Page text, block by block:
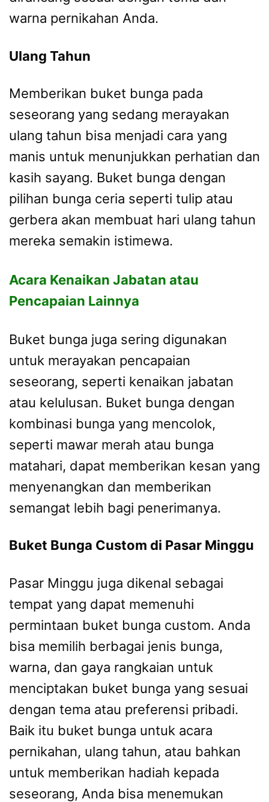
warna pernikahan Anda.
Ulang Tahun
Memberikan buket bunga pada
seseorang yang sedang merayakan
ulang tahun bisa menjadi cara yang
manis untuk menunjukkan perhatian dan
kasih sayang. Buket bunga dengan
pilihan bunga ceria seperti tulip atau
gerbera akan membuat hari ulang tahun
mereka semakin istimewa.
Acara Kenaikan Jabatan atau
Pencapaian Lainnya
Buket bunga juga sering digunakan
untuk merayakan pencapaian
seseorang, seperti kenaikan jabatan
atau kelulusan. Buket bunga dengan
kombinasi bunga yang mencolok,
seperti mawar merah atau bunga
matahari, dapat memberikan kesan yang
menyenangkan dan memberikan
semangat lebih bagi penerimanya.
Buket Bunga Custom di Pasar Minggu
Pasar Minggu juga dikenal sebagai
tempat yang dapat memenuhi
permintaan buket bunga custom. Anda
bisa memilih berbagai jenis bunga,
warna, dan gaya rangkaian untuk
menciptakan buket bunga yang sesuai
dengan tema atau preferensi pribadi.
Baik itu buket bunga untuk acara
pernikahan, ulang tahun, atau bahkan
untuk memberikan hadiah kepada
seseorang, Anda bisa menemukan